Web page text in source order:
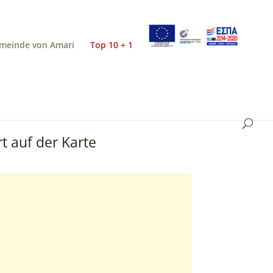
von Amari Top 10 + 1
auf der Karte